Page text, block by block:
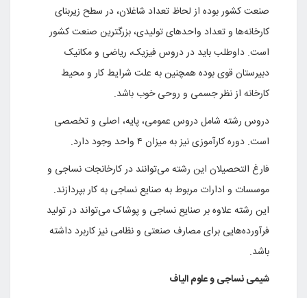
صنعت کشور بوده از لحاظ تعداد شاغلان، در سطح زیربنای
کارخانه‌ها و تعداد واحدهای تولیدی، بزرگترین صنعت کشور
است. داوطلب باید در دروس فیزیک، ریاضی و مکانیک
دبیرستان قوی بوده همچنین به علت شرایط کار و محیط
کارخانه از نظر جسمی و روحی خوب باشد.
دروس رشته شامل دروس عمومی، پایه، اصلی و تخصصی
است. دوره کارآموزی نیز به میزان ۴ واحد وجود دارد.
فارغ التحصیلان این رشته می‌توانند در کارخانجات نساجی و
موسسات و ادارات مربوط به صنایع نساجی به کار بپردازند.
این رشته علاوه بر صنایع نساجی و پوشاک می‌تواند در تولید
فرآورده‌هایی برای مصارف صنعتی و نظامی نیز کاربرد داشته
باشد.
شیمی نساجی و علوم الیاف